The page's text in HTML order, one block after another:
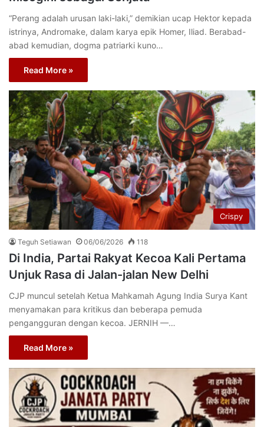
“Perang adalah urusan laki-laki,” demikian ucap Hektor kepada
istrinya, Andromake, dalam karya epik Homer, Iliad. Berabad-
abad kemudian, dogma patriarki kuno…
Read More »
Crispy
Teguh Setiawan 06/06/2026 118
Di India, Partai Rakyat Kecoa Kali Pertama
Unjuk Rasa di Jalan-jalan New Delhi
CJP muncul setelah Ketua Mahkamah Agung India Surya Kant
menyamakan para kritikus dan beberapa pemuda
pengangguran dengan kecoa. JERNIH —…
Read More »